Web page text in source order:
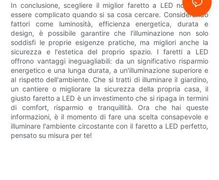
In conclusione, scegliere il miglior faretto a LED non deve
essere complicato quando si sa cosa cercare. Considerando
fattori come luminosità, efficienza energetica, durata e
design, è possibile garantire che l'illuminazione non solo
soddisfi le proprie esigenze pratiche, ma migliori anche la
sicurezza e l'estetica del proprio spazio. I faretti a LED
offrono vantaggi ineguagliabili: da un significativo risparmio
energetico e una lunga durata, a un'illuminazione superiore e
al rispetto dell'ambiente. Che si tratti di illuminare il giardino,
un cantiere o migliorare la sicurezza della propria casa, il
giusto faretto a LED è un investimento che si ripaga in termini
di comfort, risparmio e tranquillità. Ora che hai queste
informazioni, è il momento di fare una scelta consapevole e
illuminare l'ambiente circostante con il faretto a LED perfetto,
pensato su misura per te!